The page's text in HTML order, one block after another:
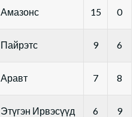
Амазонс 15 0
Пайрэтс 9 6
Аравт 7 8
Этүгэн Ирвэсүүд 6 9